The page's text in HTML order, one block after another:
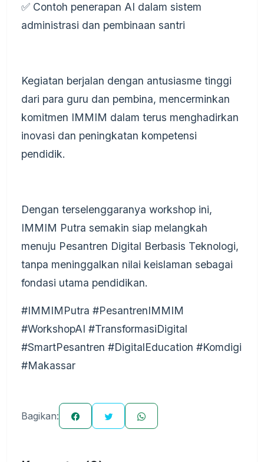
✅ Contoh penerapan AI dalam sistem
administrasi dan pembinaan santri
Kegiatan berjalan dengan antusiasme tinggi
dari para guru dan pembina, mencerminkan
komitmen IMMIM dalam terus menghadirkan
inovasi dan peningkatan kompetensi
pendidik.
Dengan terselenggaranya workshop ini,
IMMIM Putra semakin siap melangkah
menuju Pesantren Digital Berbasis Teknologi,
tanpa meninggalkan nilai keislaman sebagai
fondasi utama pendidikan.
#IMMIMPutra #PesantrenIMMIM
#WorkshopAI #TransformasiDigital
#SmartPesantren #DigitalEducation #Komdigi
#Makassar
Bagikan: